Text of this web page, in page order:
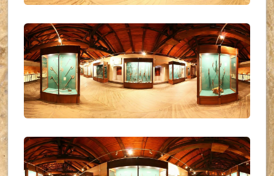
UKR_(32)
UKR_(33)